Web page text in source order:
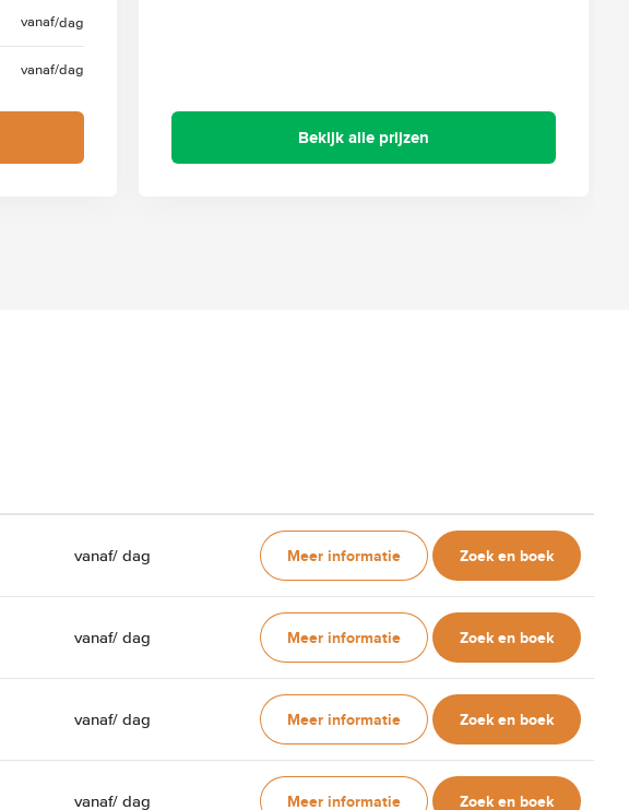
vanaf/dag
vanaf/dag
Bekijk alle prijzen
vanaf/ dag Meer informatie Zoek en boek
vanaf/ dag Meer informatie Zoek en boek
vanaf/ dag Meer informatie Zoek en boek
vanaf/ dag Meer informatie Zoek en boek